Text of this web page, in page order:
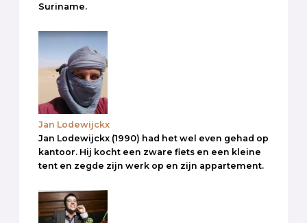
Suriname.
Jan Lodewijckx
Jan Lodewijckx (1990) had het wel even gehad op
kantoor. Hij kocht een zware fiets en een kleine
tent en zegde zijn werk op en zijn appartement.